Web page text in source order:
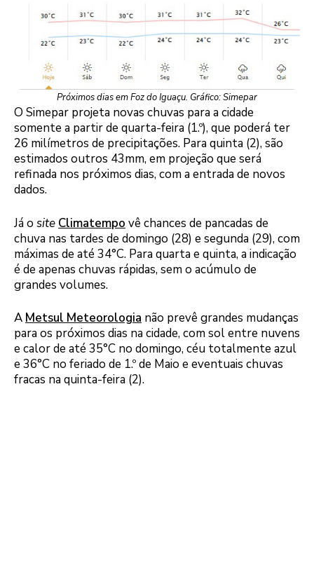
Próximos dias em Foz do Iguaçu. Gráfico: Simepar
O Simepar projeta novas chuvas para a cidade
somente a partir de quarta-feira (1.º), que poderá ter
26 milímetros de precipitações. Para quinta (2), são
estimados outros 43mm, em projeção que será
refinada nos próximos dias, com a entrada de novos
dados.
Já o site Climatempo vê chances de pancadas de
chuva nas tardes de domingo (28) e segunda (29), com
máximas de até 34°C. Para quarta e quinta, a indicação
é de apenas chuvas rápidas, sem o acúmulo de
grandes volumes.
A Metsul Meteorologia não prevê grandes mudanças
para os próximos dias na cidade, com sol entre nuvens
e calor de até 35°C no domingo, céu totalmente azul
e 36°C no feriado de 1.º de Maio e eventuais chuvas
fracas na quinta-feira (2).